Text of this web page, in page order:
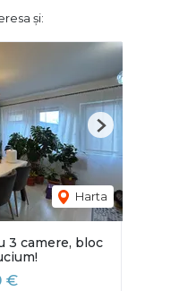
și:
Harta
Next
3 camere, bloc
€